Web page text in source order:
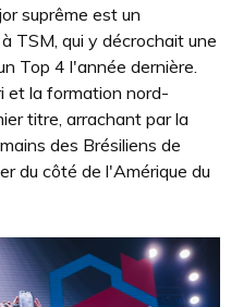
suprême est un
TSM, qui y décrochait une
Top 4 l'année dernière.
et la formation nord-
titre, arrachant par la
des Brésiliens de
du côté de l'Amérique du